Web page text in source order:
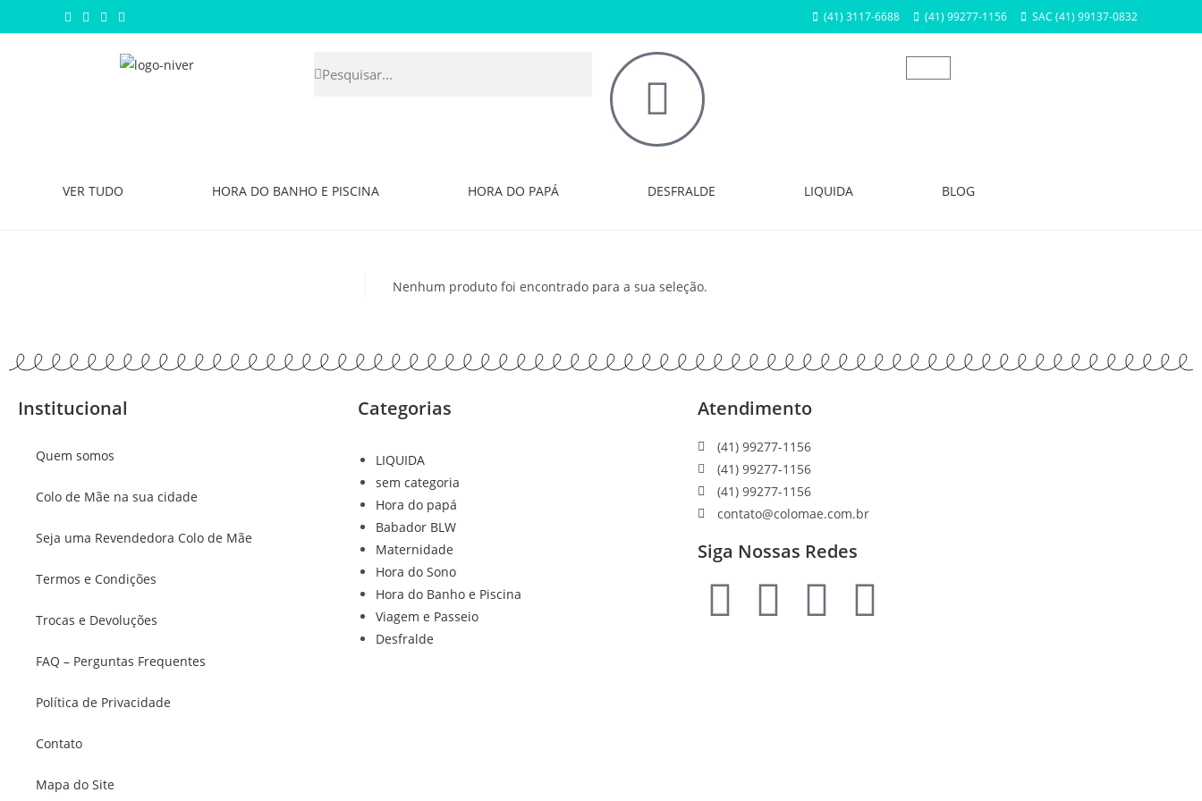
(41) 3117-6688 (41) 99277-1156 SAC (41) 99137-0832
VER TUDO HORA DO BANHO E PISCINA HORA DO PAPÁ DESFRALDE LIQUIDA BLOG
Nenhum produto foi encontrado para a sua seleção.
Institucional
Quem somos
Colo de Mãe na sua cidade
Seja uma Revendedora Colo de Mãe
Termos e Condições
Trocas e Devoluções
FAQ – Perguntas Frequentes
Política de Privacidade
Contato
Mapa do Site
Categorias
LIQUIDA
sem categoria
Hora do papá
Babador BLW
Maternidade
Hora do Sono
Hora do Banho e Piscina
Viagem e Passeio
Desfralde
Atendimento
(41) 99277-1156
(41) 99277-1156
(41) 99277-1156
contato@colomae.com.br
Siga Nossas Redes